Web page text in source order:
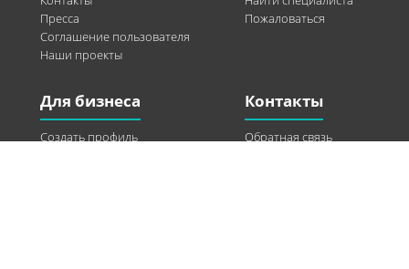
Пресса
Соглашение пользователя
Наши проекты
Пожаловаться
Для бизнеса
Создать профиль
Контакты
Обратная связь